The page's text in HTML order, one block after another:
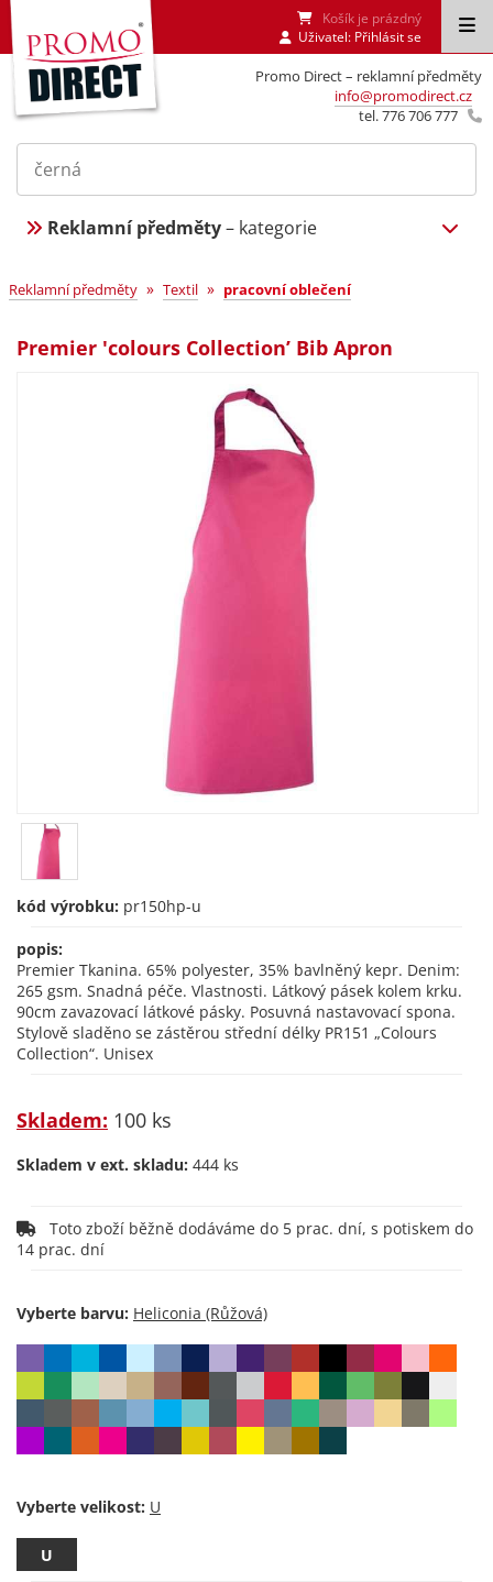
Promo Direct – reklamní předměty
info@promodirect.cz
tel. 776 706 777
Košík je prázdný
Uživatel: Přihlásit se
Reklamní předměty– kategorie
Reklamní předměty » Textil » pracovní oblečení
Premier 'colours Collection’ Bib Apron
kód výrobku: pr150hp-u
popis:
Premier Tkanina. 65% polyester, 35% bavlněný kepr. Denim:
265 gsm. Snadná péče. Vlastnosti. Látkový pásek kolem krku.
90cm zavazovací látkové pásky. Posuvná nastavovací spona.
Stylově sladěno se zástěrou střední délky PR151 „Colours
Collection“. Unisex
Skladem: 100 ks
Skladem v ext. skladu: 444 ks
14 prac. dní
Vyberte barvu:
Vyberte velikost:
U